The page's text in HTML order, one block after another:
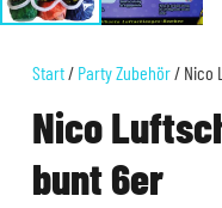
Start / Party Zubehör / Nico
Nico
bunt 6er